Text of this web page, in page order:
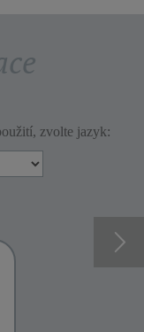
zvolte jazyk: